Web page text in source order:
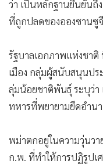
ว่า เป็นหลักฐานยืนยัน
ที่ถูกปลดของอองซานซูจี
รัฐบาลเอกภาพแห่งชา
เมือง กลุ่มผู้สนับสนุนปร
ลุ่มน้อยชาติพันธุ์ ระบุว่า
ทหารที่พยายามยึดอำน
พม่าตกอยู่ในความวุ่นวา
ก.พ. ที่ทำให้การปฏิรูปเ